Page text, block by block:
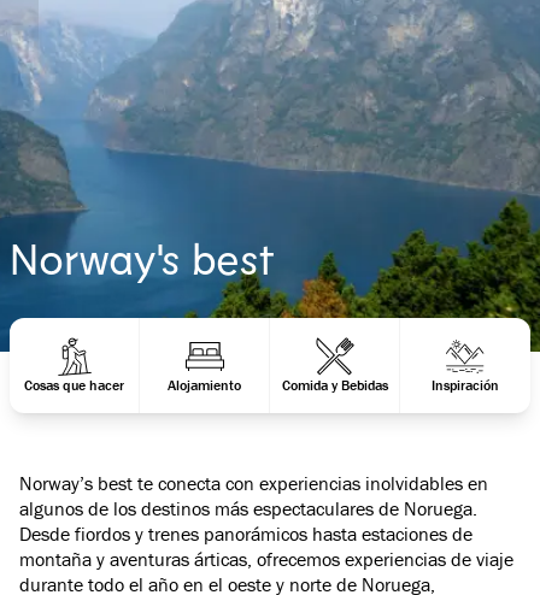
Norway's best
Cosas que hacer Alojamiento Comida y Bebidas Inspiración
Norway’s best te conecta con experiencias inolvidables en
algunos de los destinos más espectaculares de Noruega.
Desde fiordos y trenes panorámicos hasta estaciones de
montaña y aventuras árticas, ofrecemos experiencias de viaje
durante todo el año en el oeste y norte de Noruega,